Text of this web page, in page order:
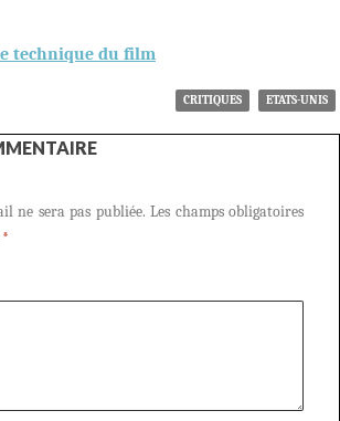
technique du film
CRITIQUES ETATS-UNIS
ne sera pas publiée. Les champs obligatoires
*